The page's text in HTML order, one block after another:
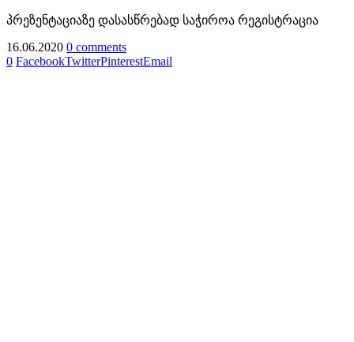
პრეზენტაციაზე დასასწრებად საჭიროა რეგისტრაცია
16.06.2020 0 comments
0 FacebookTwitterPinterestEmail